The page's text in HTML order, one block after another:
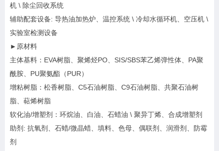
机 \ 除尘回收系统
辅助配套设备: 导热油加热炉、温控系统 \ 冷却水循环机、空压机 \
实验室检测设备
►原材料
主体基料：EVA树脂、聚烯烃PO、SIS/SBS苯乙烯弹性体、PA聚
酰胺、PU聚氨酯（PUR）
增粘树脂：松香树脂、C5石油树脂、C9石油树脂、共聚石油树
脂、萜烯树脂
软化油/增塑剂：环烷油、白油、石蜡油 \ 聚异丁烯、合成增塑剂
助剂: 抗氧剂、石蜡/微晶蜡、填料、色母、偶联剂、润滑剂、防霉
剂